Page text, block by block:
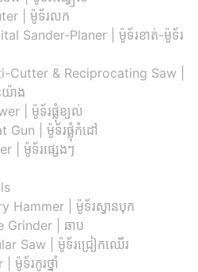
| ម៉ូទ័រលក
Sander-Planer​ | ម៉ូទ័រខាត់-ម៉ូទ័រ
Cutter & Reciprocating Saw​ |
យ៉ាង
| ម៉ូទ័រផ្លុំខ្យល់
Gun | ម៉ូទ័រផ្លុំកំដៅ
| ម៉ូទ័រផ្សេងៗ
Hammer | ម៉ូទ័រស្វានបុក
Grinder | ឆាប
Saw​ | ម៉ូទ័រជ្រៀកឈើរ
ម៉ូទ័រកូរថ្នាំ